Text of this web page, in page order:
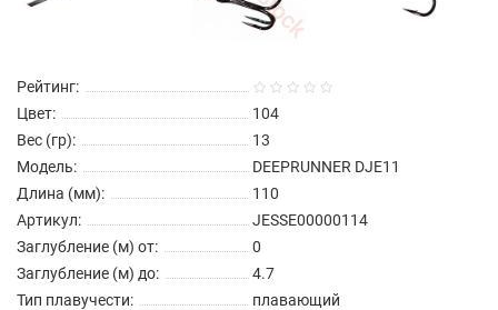
Рейтинг:
Цвет:
104
Вес (гр):
13
Модель:
DEEPRUNNER DJE11
Длина (мм):
110
Артикул:
JESSE00000114
Заглубление (м) от:
0
Заглубление (м) до:
4.7
Тип плавучести:
плавающий